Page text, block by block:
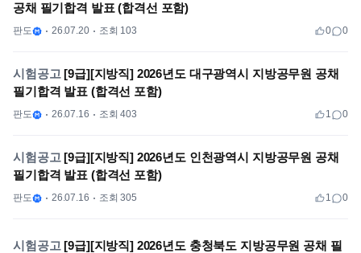
공채 필기합격 발표 (합격선 포함)
판도 26.07.20 조회 103 0 0
시험공고 [9급][지방직] 2026년도 대구광역시 지방공무원 공채
필기합격 발표 (합격선 포함)
판도 26.07.16 조회 403 1 0
시험공고 [9급][지방직] 2026년도 인천광역시 지방공무원 공채
필기합격 발표 (합격선 포함)
판도 26.07.16 조회 305 1 0
시험공고 [9급][지방직] 2026년도 충청북도 지방공무원 공채 필